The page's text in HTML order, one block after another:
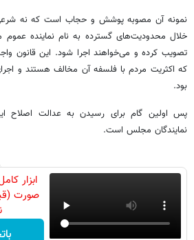
نمونه آن مصوبه پوشش و حجاب است که نه
خلال محدودیت‌های گسترده به نام نماینده
تصویب کرده و می‌خواهند اجرا شود. این قانون
که اکثریت مردم با فلسفه آن مخالف هستند و
بود.
پس اولین گام برای رسیدن به عدالت اصلاح
نمایندگان مجلس است.
ابزار
صورت